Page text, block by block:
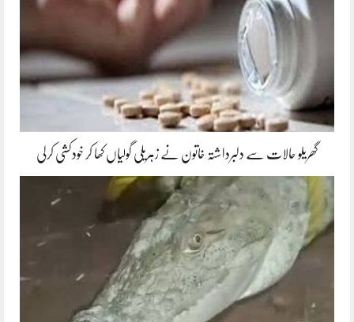
گھریلو حالات سے دلبرداشتہ خاتون نے زہریلی گولیاں کھا کر خودکشی کرلی